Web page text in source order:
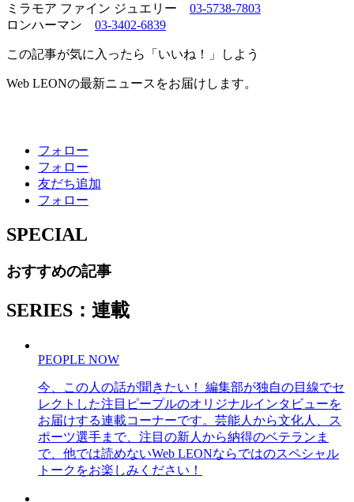
ミラモア ファイン ジュエリー 03-5738-7803
ロンハーマン 03-3402-6839
この記事が気に入ったら「いいね！」しよう
Web LEONの最新ニュースをお届けします。
フォロー
フォロー
友だち追加
フォロー
SPECIAL
おすすめの記事
SERIES：連載
PEOPLE NOW
今、この人の話が聞きたい！ 編集部が独自の目線でセ
レクトした注目ピープルのオリジナルインタビューを
お届けする連載コーナーです。芸能人から文化人、ス
ポーツ選手まで、注目の新人から納得のベテランま
で、他では読めないWeb LEONならではのスペシャル
トークをお楽しみください！